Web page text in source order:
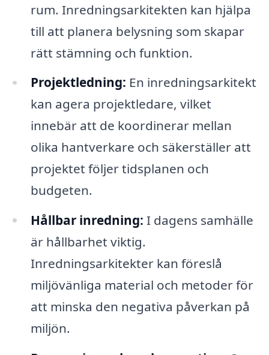
rum. Inredningsarkitekten kan hjälpa
till att planera belysning som skapar
rätt stämning och funktion.
Projektledning: En inredningsarkitekt
kan agera projektledare, vilket
innebär att de koordinerar mellan
olika hantverkare och säkerställer att
projektet följer tidsplanen och
budgeten.
Hållbar inredning: I dagens samhälle
är hållbarhet viktig.
Inredningsarkitekter kan föreslå
miljövänliga material och metoder för
att minska den negativa påverkan på
miljön.